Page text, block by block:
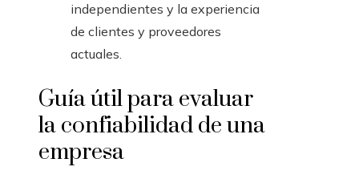
independientes y la experiencia
de clientes y proveedores
actuales.
Guía útil para evaluar
la confiabilidad de una
empresa